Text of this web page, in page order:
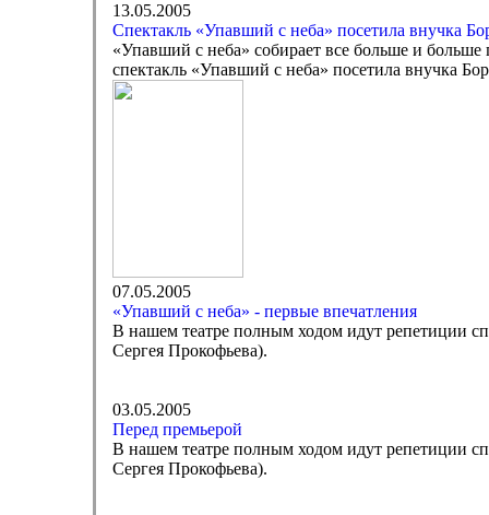
13.05.2005
Спектакль «Упавший с неба» посетила внучка
«Упавший с неба» собирает все больше и
спектакль «Упавший с неба» посетила внучка
07.05.2005
«Упавший с неба» - первые впечатления
В нашем театре полным ходом идут репетиции
Сергея Прокофьева).
03.05.2005
Перед премьерой
В нашем театре полным ходом идут репетиции
Сергея Прокофьева).